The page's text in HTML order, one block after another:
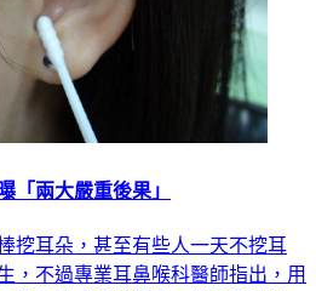
兩大嚴重後果」
挖耳朵，甚至有些人一天不挖耳
，不過專業耳鼻喉科醫師指出，用